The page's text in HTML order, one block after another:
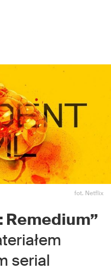
fot. Netflix
Remedium”
serial